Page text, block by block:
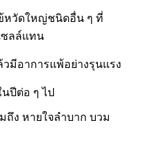
หวัดใหญ่ชนิดอื่น ๆ ที่
ซลล์แทน
มีอาการแพ้อย่างรุนแรง
ปีต่อ ๆ ไป
ถึง หายใจลำบาก บวม